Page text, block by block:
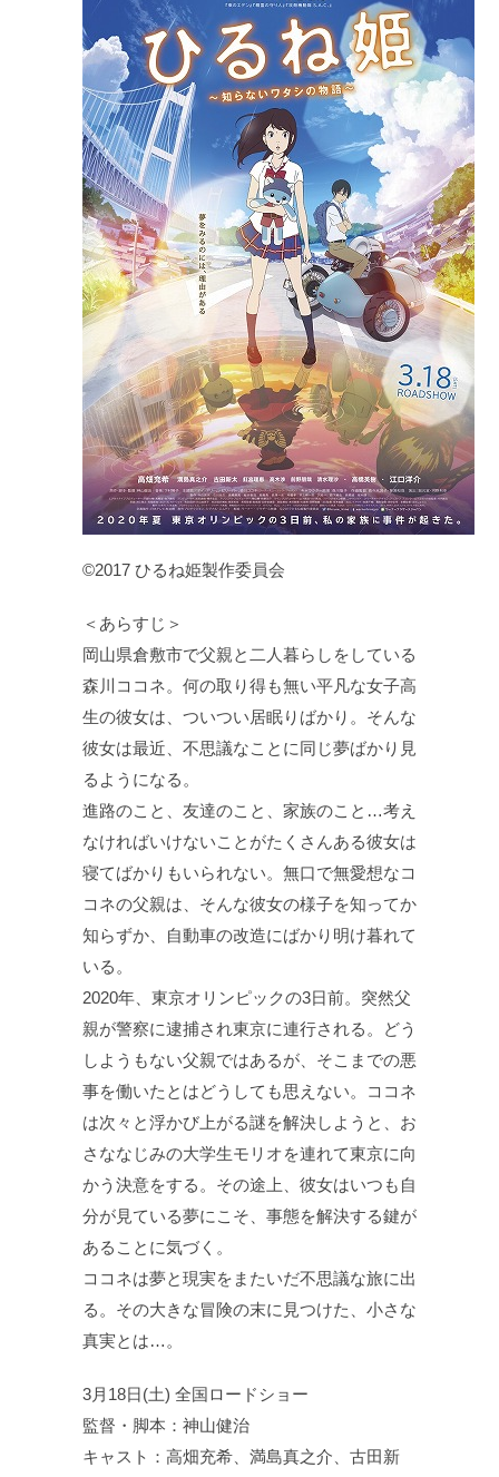
©2017 ひるね姫製作委員会
＜あらすじ＞
岡山県倉敷市で父親と二人暮らしをしている
森川ココネ。何の取り得も無い平凡な女子高
生の彼女は、ついつい居眠りばかり。そんな
彼女は最近、不思議なことに同じ夢ばかり見
るようになる。
進路のこと、友達のこと、家族のこと…考え
なければいけないことがたくさんある彼女は
寝てばかりもいられない。無口で無愛想なコ
コネの父親は、そんな彼女の様子を知ってか
知らずか、自動車の改造にばかり明け暮れて
いる。
2020年、東京オリンピックの3日前。突然父
親が警察に逮捕され東京に連行される。どう
しようもない父親ではあるが、そこまでの悪
事を働いたとはどうしても思えない。ココネ
は次々と浮かび上がる謎を解決しようと、お
さななじみの大学生モリオを連れて東京に向
かう決意をする。その途上、彼女はいつも自
分が見ている夢にこそ、事態を解決する鍵が
あることに気づく。
ココネは夢と現実をまたいだ不思議な旅に出
る。その大きな冒険の末に見つけた、小さな
真実とは…。
3月18日(土) 全国ロードショー
監督・脚本：神山健治
キャスト：高畑充希、満島真之介、古田新